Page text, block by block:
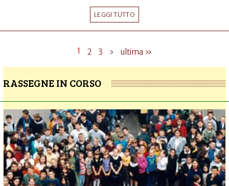
LEGGI TUTTO
1 2 3 › ultima »
RASSEGNE IN CORSO